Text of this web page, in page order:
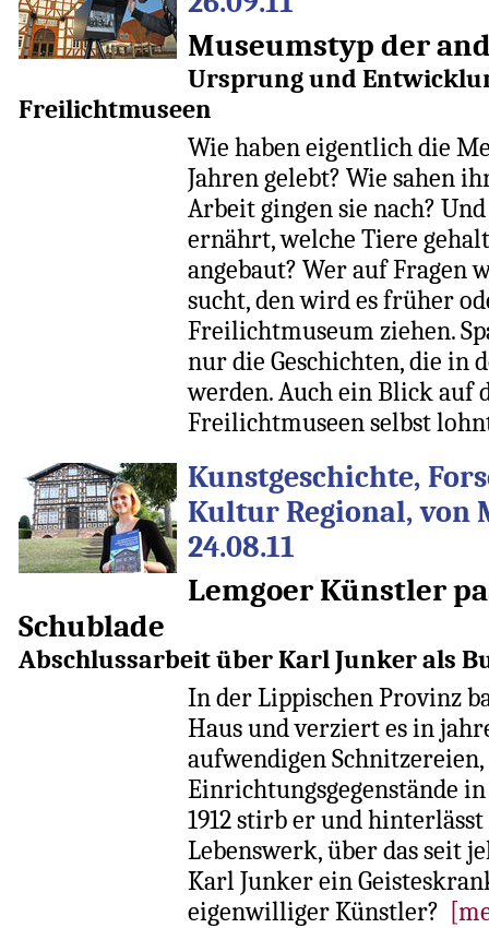
Museumstyp der
Ursprung und
Freilichtmuseen
Wie haben eigentlich die
Jahren gelebt? Wie sahen
Arbeit gingen sie nach?
ernährt, welche Tiere
angebaut? Wer auf Fragen
sucht, den wird es früher
Freilichtmuseum ziehen.
nur die Geschichten, die in
werden. Auch ein Blick auf
Freilichtmuseen selbst
Kunstgeschichte,
Kultur Regional, von
24.08.11
Lemgoer Künstler
Schublade
Abschlussarbeit über Karl Junker als
In der Lippischen Provinz
Haus und verziert es in
aufwendigen
Einrichtungsgegenstände
1912 stirb er und
Lebenswerk, über das seit
Karl Junker ein
eigenwilliger Künstler?